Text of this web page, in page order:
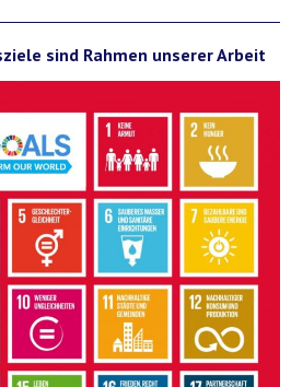
sind Rahmen unserer Arbeit